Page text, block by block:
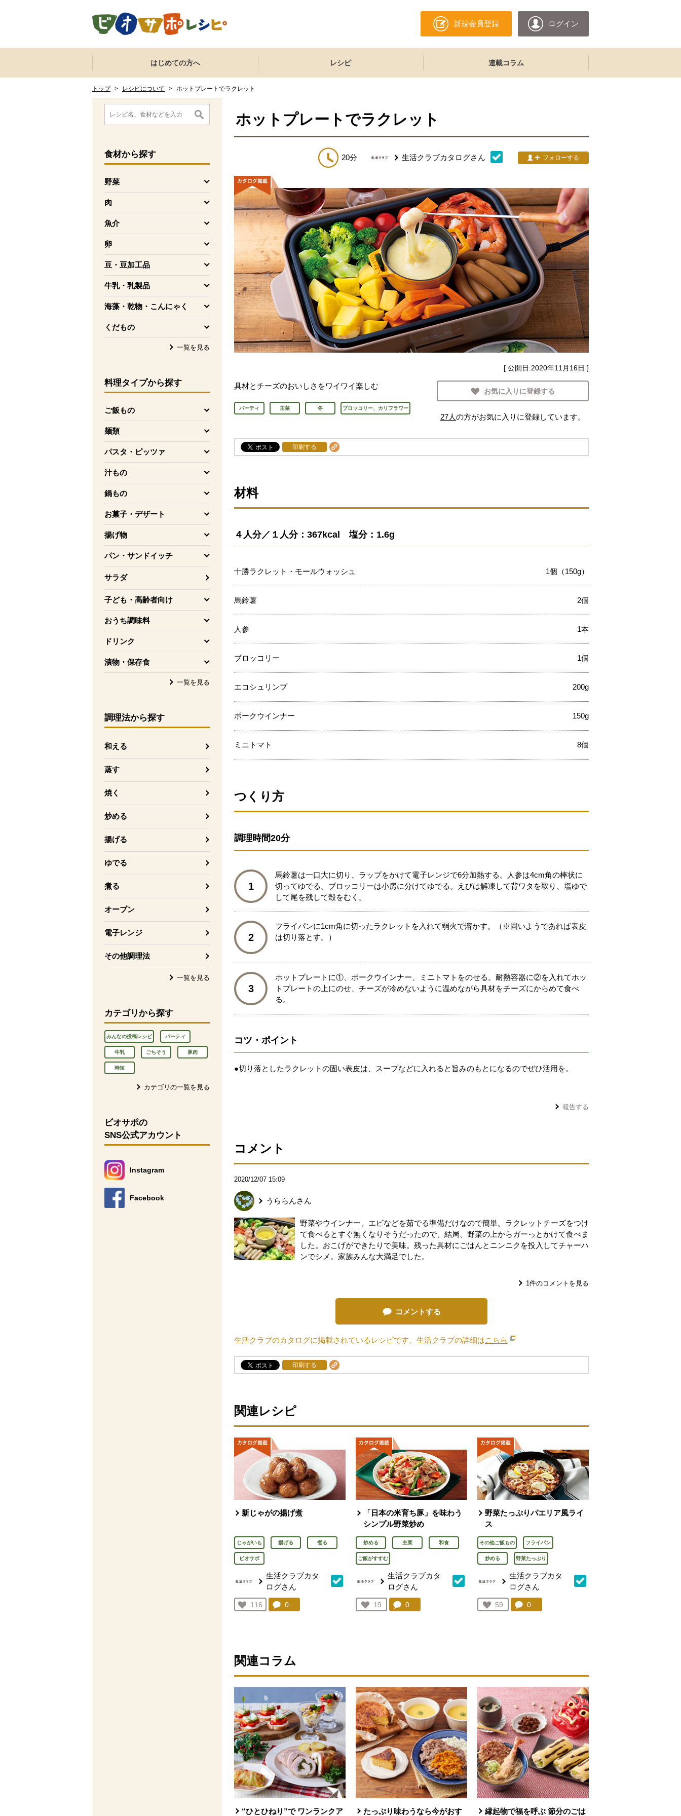
新規会員登録 ログイン
ここからサイト内共通メニューです。
サイト内共通メニューをスキップする
はじめての方へ レシピ 連載コラム
トップ > レシピについて > ホットプレートでラクレット
ここから消費材検索メニューです。
食材から探す
野菜
を開く
肉
を開く
魚介
を開く
卵
を開く
豆・豆加工品
を開く
牛乳・乳製品
を開く
海藻・乾物・こんにゃく
を開く
くだもの
を開く
一覧を見る
料理タイプから探す
ご飯もの
を開く
麺類
を開く
パスタ・ピッツァ
を開く
汁もの
を開く
鍋もの
を開く
お菓子・デザート
を開く
揚げ物
を開く
パン・サンドイッチ
を開く
サラダ
子ども・高齢者向け
を開く
おうち調味料
を開く
ドリンク
を開く
漬物・保存食
を開く
一覧を見る
調理法から探す
和える
蒸す
焼く
炒める
揚げる
ゆでる
煮る
オーブン
電子レンジ
その他調理法
一覧を見る
カテゴリから探す
みんなの投稿レシピ パーティ
牛乳 ごちそう 豚肉
時短
カテゴリの一覧を見る
消費材検索メニューここまで。
ここから本文です。
ビオサポの
SNS公式アカウント
Instagram
別のウィンドウで開きます。
Facebook
別のウィンドウで開きます。
ホットプレートでラクレット
20分 生活クラブカタログさん フォローする
[ 公開日:2020年11月16日 ]
具材とチーズのおいしさをワイワイ楽しむ
パーティ 主菜 冬 ブロッコリー、カリフラワー
お気に入りに登録する
27人の方がお気に入りに登録しています。
印刷する
材料
４人分／１人分：367kcal 塩分：1.6g
十勝ラクレット・モールウォッシュ 1個（150g）
馬鈴薯 2個
人参 1本
ブロッコリー 1個
エコシュリンプ 200g
ポークウインナー 150g
ミニトマト 8個
つくり方
調理時間20分
1
馬鈴薯は一口大に切り、ラップをかけて電子レンジで6分加熱する。人参は4cm角の棒状に
切ってゆでる。ブロッコリーは小房に分けてゆでる。えびは解凍して背ワタを取り、塩ゆで
して尾を残して殻をむく。
2
フライパンに1cm角に切ったラクレットを入れて弱火で溶かす。（※固いようであれば表皮
は切り落とす。）
3
ホットプレートに①、ポークウインナー、ミニトマトをのせる。耐熱容器に②を入れてホッ
トプレートの上にのせ、チーズが冷めないように温めながら具材をチーズにからめて食べ
る。
コツ・ポイント
●切り落としたラクレットの固い表皮は、スープなどに入れると旨みのもとになるのでぜひ活用を。
報告する
コメント
2020/12/07 15:09
うららんさん
野菜やウインナー、エビなどを茹でる準備だけなので簡単。ラクレットチーズをつけ
て食べるとすぐ無くなりそうだったので、結局、野菜の上からガーっとかけて食べま
した。おこげができたりで美味。残った具材にごはんとニンニクを投入してチャーハ
ンでシメ。家族みんな大満足でした。
1件のコメントを見る
コメントする
生活クラブのカタログに掲載されているレシピです。生活クラブの詳細はこちら 別のウィンドウで開きます。
印刷する
関連レシピ
新じゃがの揚げ煮
じゃがいも 揚げる 煮る
ビオサポ
生活クラブカタ
ログさん
お気に入り登録：
116
人が登録
コメント：
0
「日本の米育ち豚」を味わう
シンプル野菜炒め
炒める 主菜 和食
ご飯がすすむ
生活クラブカタ
ログさん
お気に入り登録：
19
人が登録
コメント：
0件。コメントを見る。
野菜たっぷりパエリア風ライ
ス
その他ご飯もの フライパン
炒める 野菜たっぷり
生活クラブカタ
ログさん
お気に入り登録：
59
人が登録
コメント：
0件。コメントを見る。
関連コラム
“ひとひねり”で ワンランクア たっぷり味わうなら今がおす 縁起物で福を呼ぶ 節分のごは